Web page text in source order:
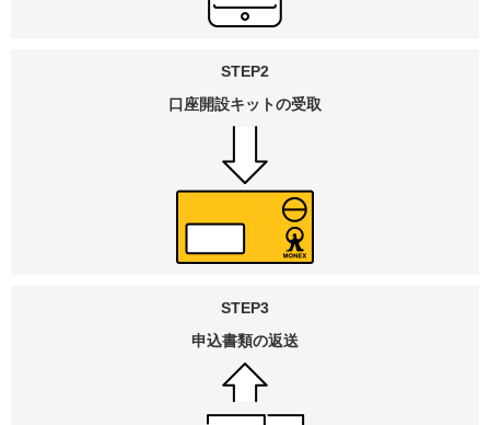
STEP2
口座開設キットの受取
STEP3
申込書類の返送